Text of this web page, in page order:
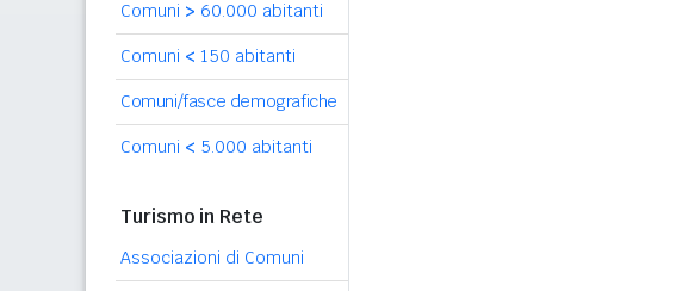
Comuni > 60.000 abitanti
Comuni < 150 abitanti
Comuni/fasce demografiche
Comuni < 5.000 abitanti
Turismo in Rete
Associazioni di Comuni